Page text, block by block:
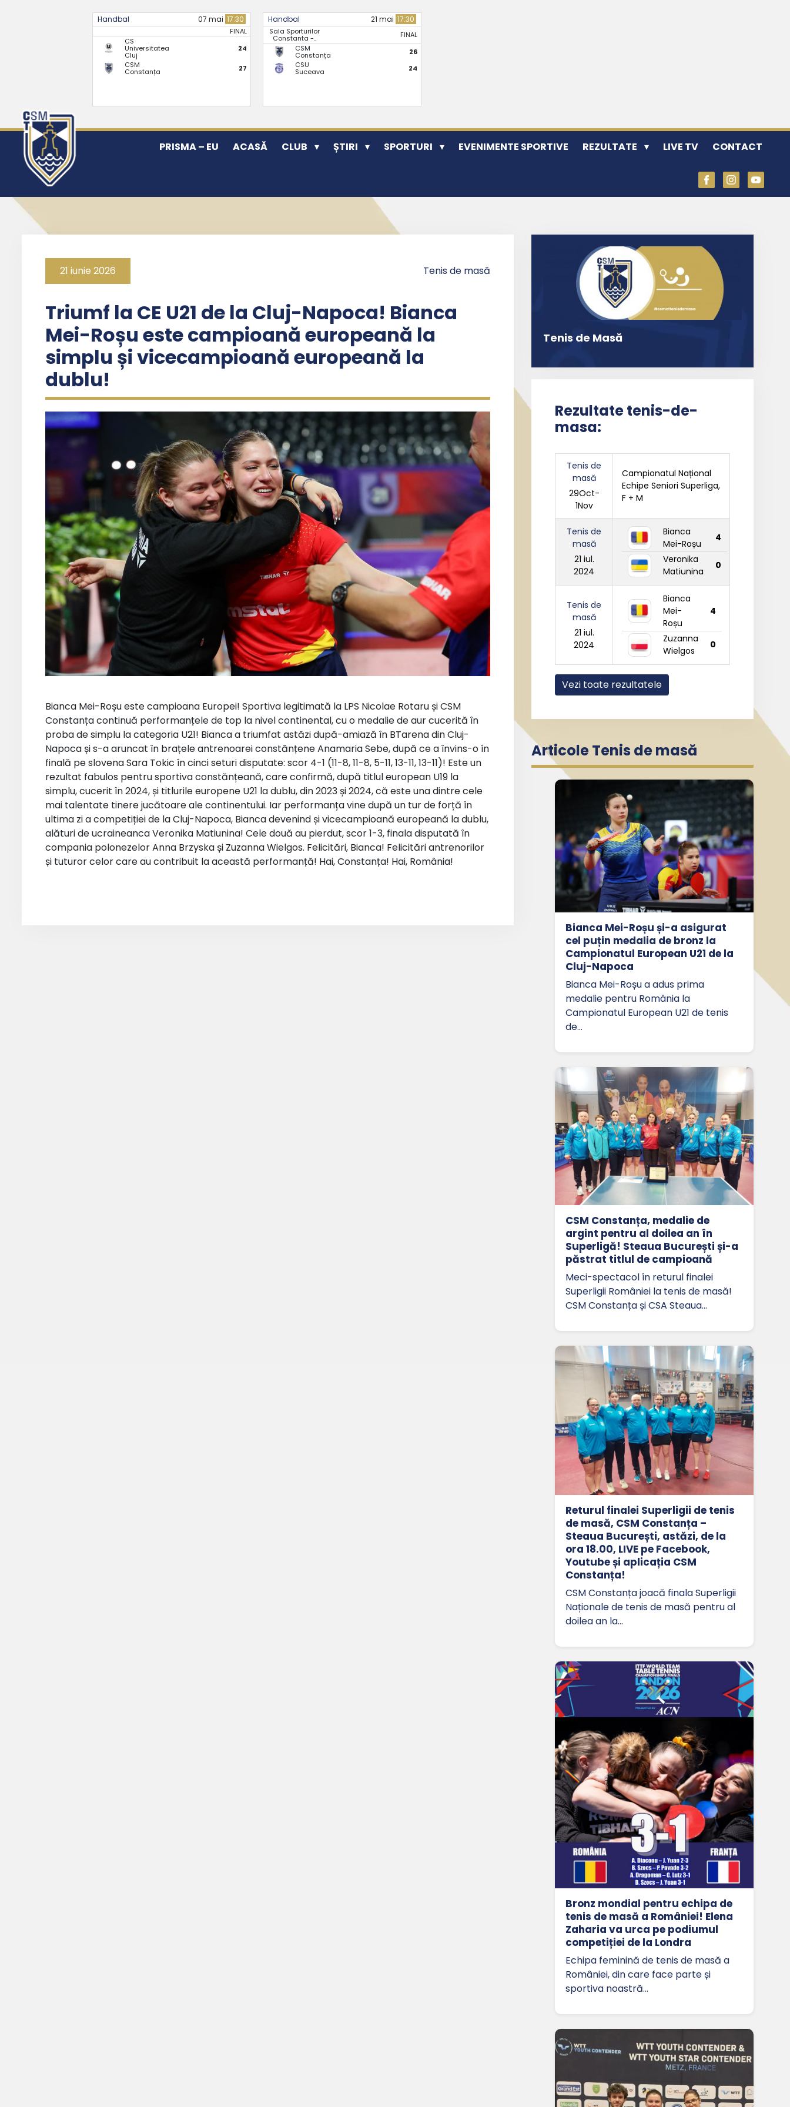
Handbal 07 mai 17:30
FINAL
CS
Universitatea
Cluj
24
CSM
Constanța 27
Handbal 21 mai 17:30
Sala Sporturilor
Constanta -..
FINAL
CSM
Constanța
26
CSU
Suceava 24
PRISMA – EU ACASĂ CLUB ȘTIRI SPORTURI EVENIMENTE SPORTIVE REZULTATE LIVE TV CONTACT
21 iunie 2026 Tenis de masă
Triumf la CE U21 de la Cluj-Napoca! Bianca
Mei-Roșu este campioană europeană la
simplu și vicecampioană europeană la
dublu!
Bianca Mei-Roșu este campioana Europei! Sportiva legitimată la LPS Nicolae Rotaru și CSM
Constanța continuă performanțele de top la nivel continental, cu o medalie de aur cucerită în
proba de simplu la categoria U21! Bianca a triumfat astăzi după-amiază în BTarena din Cluj-
Napoca și s-a aruncat în brațele antrenoarei constănțene Anamaria Sebe, după ce a învins-o în
finală pe slovena Sara Tokic în cinci seturi disputate: scor 4-1 (11-8, 11-8, 5-11, 13-11, 13-11)! Este un
rezultat fabulos pentru sportiva constănțeană, care confirmă, după titlul european U19 la
simplu, cucerit în 2024, și titlurile europene U21 la dublu, din 2023 și 2024, că este una dintre cele
mai talentate tinere jucătoare ale continentului. Iar performanța vine după un tur de forță în
ultima zi a competiției de la Cluj-Napoca, Bianca devenind și vicecampioană europeană la dublu,
alături de ucraineanca Veronika Matiunina! Cele două au pierdut, scor 1-3, finala disputată în
compania polonezelor Anna Brzyska și Zuzanna Wielgos. Felicitări, Bianca! Felicitări antrenorilor
și tuturor celor care au contribuit la această performanță! Hai, Constanța! Hai, România!
Tenis de Masă
Rezultate tenis-de-
masa:
Tenis de
masă
29Oct-
1Nov
Campionatul Național
Echipe Seniori Superliga,
F + M
Tenis de
masă
21 iul.
2024
Bianca
Mei-Roșu
4
Veronika
Matiunina
0
Tenis de
masă
21 iul.
2024
Bianca
Mei-
Roșu
4
Zuzanna
Wielgos
0
Vezi toate rezultatele
Articole Tenis de masă
Bianca Mei-Roșu și-a asigurat
cel puțin medalia de bronz la
Campionatul European U21 de la
Cluj-Napoca
Bianca Mei-Roșu a adus prima
medalie pentru România la
Campionatul European U21 de tenis
de…
CSM Constanța, medalie de
argint pentru al doilea an în
Superligă! Steaua București și-a
păstrat titlul de campioană
Meci-spectacol în returul finalei
Superligii României la tenis de masă!
CSM Constanța și CSA Steaua…
Returul finalei Superligii de tenis
de masă, CSM Constanța –
Steaua București, astăzi, de la
ora 18.00, LIVE pe Facebook,
Youtube și aplicația CSM
Constanța!
CSM Constanța joacă finala Superligii
Naționale de tenis de masă pentru al
doilea an la…
Bronz mondial pentru echipa de
tenis de masă a României! Elena
Zaharia va urca pe podiumul
competiției de la Londra
Echipa feminină de tenis de masă a
României, din care face parte și
sportiva noastră…